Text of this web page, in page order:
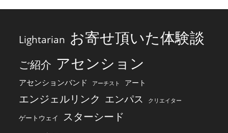
Lightarian お寄せ頂いた体験談
ご紹介 アセンション
アセンションバンド アーチスト アート
エンジェルリンク エンパス クリエイター
ゲートウェイ スターシード